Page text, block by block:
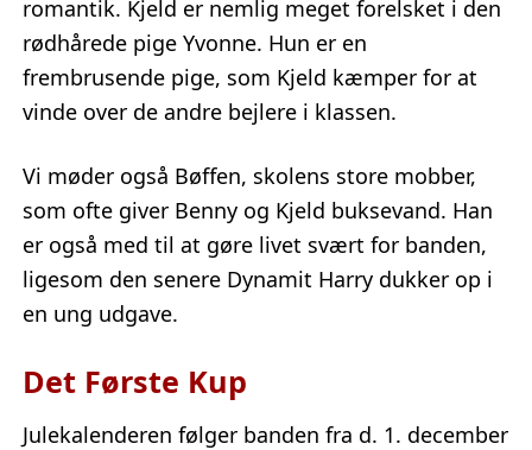
romantik. Kjeld er nemlig meget forelsket i den
rødhårede pige Yvonne. Hun er en
frembrusende pige, som Kjeld kæmper for at
vinde over de andre bejlere i klassen.
Vi møder også Bøffen, skolens store mobber,
som ofte giver Benny og Kjeld buksevand. Han
er også med til at gøre livet svært for banden,
ligesom den senere Dynamit Harry dukker op i
en ung udgave.
Det Første Kup
Julekalenderen følger banden fra d. 1. december